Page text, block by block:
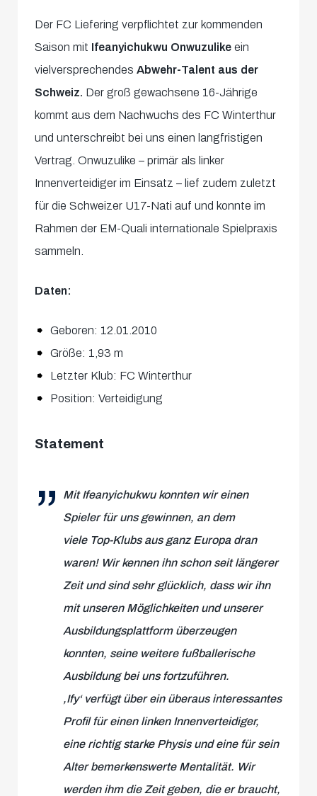
Der FC Liefering verpflichtet zur kommenden
Saison mit Ifeanyichukwu Onwuzulike ein
vielversprechendesAbwehr-Talent aus der
Schweiz. Der groß gewachsene 16-Jährige
kommt aus dem Nachwuchs des FC Winterthur
und unterschreibt bei uns einen langfristigen
Vertrag. Onwuzulike – primär als linker
Innenverteidiger im Einsatz – lief zudem zuletzt
für die Schweizer U17-Nati auf und konnte im
Rahmen der EM-Quali internationale Spielpraxis
sammeln.
Daten:
Geboren: 12.01.2010
Größe: 1,93 m
Letzter Klub: FC Winterthur
Position: Verteidigung
Statement
Mit Ifeanyichukwu konnten wir einen
Spieler für uns gewinnen, an dem
viele Top-Klubs aus ganz Europa dran
waren! Wir kennen ihn schon seit längerer
Zeit und sind sehr glücklich, dass wir ihn
mit unseren Möglichkeiten und unserer
Ausbildungsplattform überzeugen
konnten, seine weitere fußballerische
Ausbildung bei uns fortzuführen.
,Ify‘ verfügt über ein überaus interessantes
Profil für einen linken Innenverteidiger,
eine richtig starke Physis und eine für sein
Alter bemerkenswerte Mentalität. Wir
werden ihm die Zeit geben, die er braucht,